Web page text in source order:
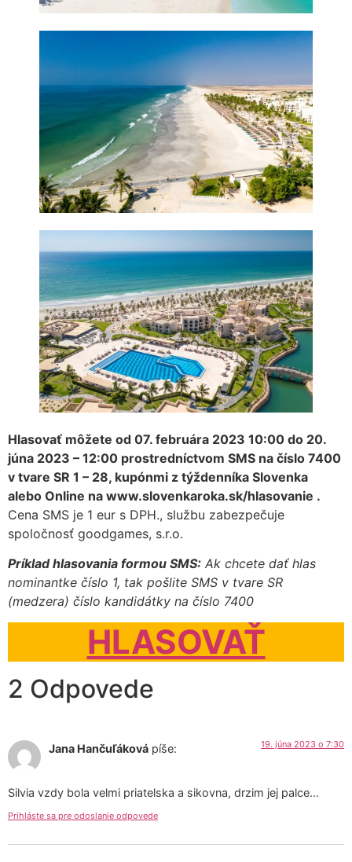
Hlasovať môžete od 07. februára 2023 10:00 do 20.
júna 2023 – 12:00 prostredníctvom SMS na číslo 7400
v tvare SR 1 – 28, kupónmi z týždenníka Slovenka
alebo Online na www.slovenkaroka.sk/hlasovanie .
Cena SMS je 1 eur s DPH., službu zabezpečuje
spoločnosť goodgames, s.r.o.
Príklad hlasovania formou SMS: Ak chcete dať hlas
nominantke číslo 1, tak pošlite SMS v tvare SR
(medzera) číslo kandidátky na číslo 7400
HLASOVAŤ
2 Odpovede
Jana Hančuľáková píše: 19. júna 2023 o 7:30
Silvia vzdy bola velmi priatelska a sikovna, drzim jej palce…
Prihláste sa pre odoslanie odpovede